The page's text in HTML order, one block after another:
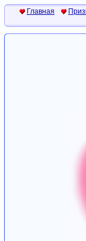
Главная